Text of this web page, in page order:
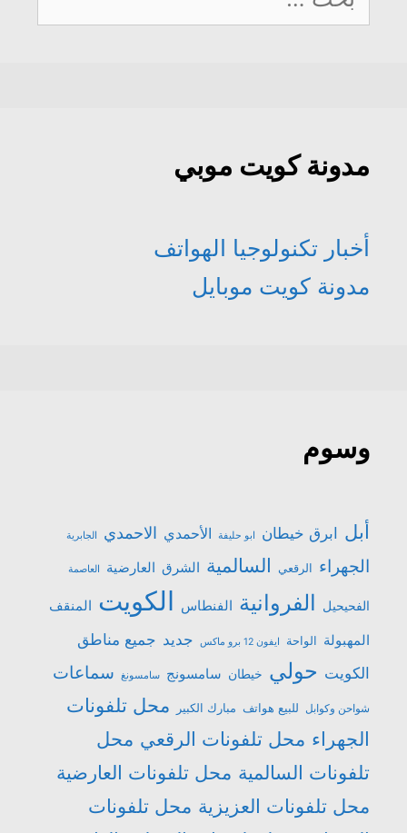
عن:
مدونة كويت موبي
أخبار تكنولوجيا الهواتف
مدونة كويت موبايل
وسوم
أبل ابرق خيطان ابو حليفة الأحمدي الاحمدي الجابرية
الجهراء الرقعي السالمية الشرق العارضية العاصمة
الفحيحيل الفروانية الفنطاس الكويت المنقف
المهبولة الواحة ايفون 12 برو ماكس جديد جميع مناطق
الكويت حولي خيطان سامسونج سامسونغ سماعات
شواحن وكوابل للبيع هواتف مبارك الكبير
محل تلفونات
الجهراء محل تلفونات الرقعي محل
تلفونات السالمية محل تلفونات العارضية
محل تلفونات العزيزية محل تلفونات